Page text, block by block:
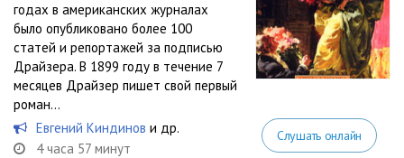
годах в американских журналах
было опубликовано более 100
статей и репортажей за подписью
Драйзера. В 1899 году в течение 7
месяцев Драйзер пишет свой первый
роман...
Евгений Киндинов и др.
4 часа 57 минут
Слушать онлайн